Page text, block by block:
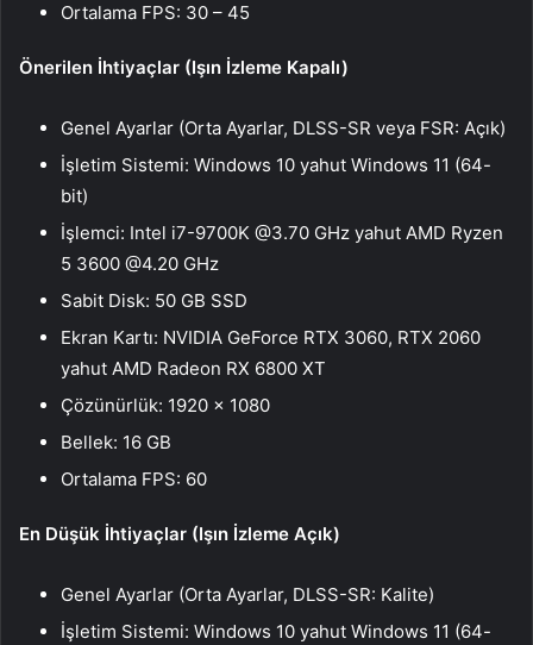
Ortalama FPS: 30 – 45
Önerilen İhtiyaçlar (Işın İzleme Kapalı)
Genel Ayarlar (Orta Ayarlar, DLSS-SR veya FSR: Açık)
İşletim Sistemi: Windows 10 yahut Windows 11 (64-
bit)
İşlemci: Intel i7-9700K @3.70 GHz yahut AMD Ryzen
5 3600 @4.20 GHz
Sabit Disk: 50 GB SSD
Ekran Kartı: NVIDIA GeForce RTX 3060, RTX 2060
yahut AMD Radeon RX 6800 XT
Çözünürlük: 1920 x 1080
Bellek: 16 GB
Ortalama FPS: 60
En Düşük İhtiyaçlar (Işın İzleme Açık)
Genel Ayarlar (Orta Ayarlar, DLSS-SR: Kalite)
İşletim Sistemi: Windows 10 yahut Windows 11 (64-